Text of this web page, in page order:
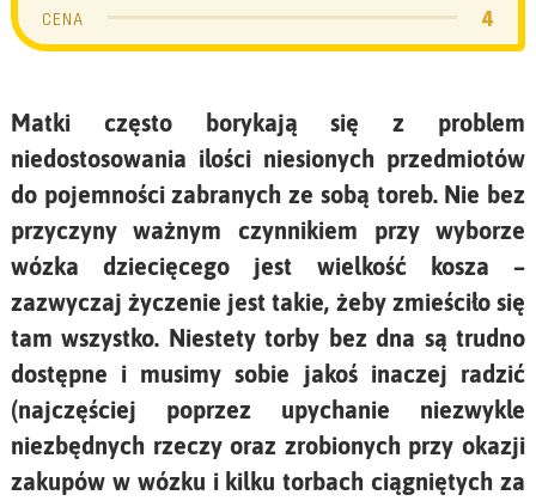
CENA 4
Matki często borykają się z problem
niedostosowania ilości niesionych przedmiotów
do pojemności zabranych ze sobą toreb. Nie bez
przyczyny ważnym czynnikiem przy wyborze
wózka dziecięcego jest wielkość kosza –
zazwyczaj życzenie jest takie, żeby zmieściło się
tam wszystko. Niestety torby bez dna są trudno
dostępne i musimy sobie jakoś inaczej radzić
(najczęściej poprzez upychanie niezwykle
niezbędnych rzeczy oraz zrobionych przy okazji
zakupów w wózku i kilku torbach ciągniętych za